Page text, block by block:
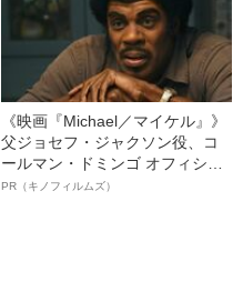
《映画『Michael／マイケル』》
父ジョセフ・ジャクソン役、コ
ールマン・ドミンゴ オフィシャ
ルインタビュー“観客を魅了した
PR（キノフィルムズ）